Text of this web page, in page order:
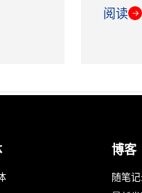
阅读 →
博客
随笔